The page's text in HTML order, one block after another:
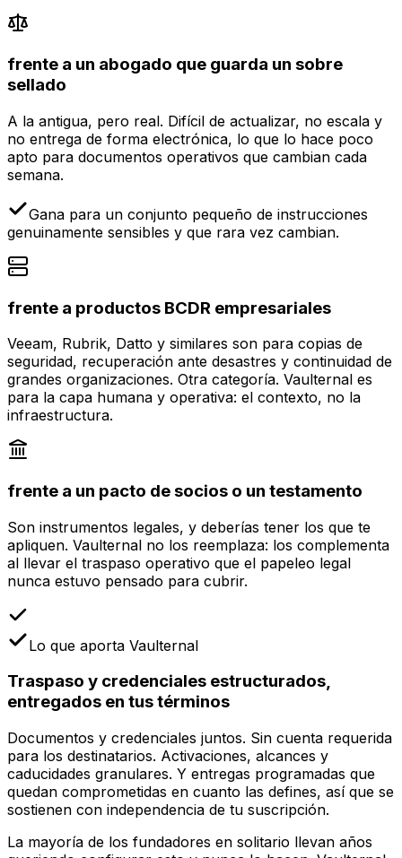
frente a un abogado que guarda un sobre
sellado
A la antigua, pero real. Difícil de actualizar, no escala y
no entrega de forma electrónica, lo que lo hace poco
apto para documentos operativos que cambian cada
semana.
Gana para un conjunto pequeño de instrucciones
genuinamente sensibles y que rara vez cambian.
frente a productos BCDR empresariales
Veeam, Rubrik, Datto y similares son para copias de
seguridad, recuperación ante desastres y continuidad de
grandes organizaciones. Otra categoría. Vaulternal es
para la capa humana y operativa: el contexto, no la
infraestructura.
frente a un pacto de socios o un testamento
Son instrumentos legales, y deberías tener los que te
apliquen. Vaulternal no los reemplaza: los complementa
al llevar el traspaso operativo que el papeleo legal
nunca estuvo pensado para cubrir.
Lo que aporta Vaulternal
Traspaso y credenciales estructurados,
entregados en tus términos
Documentos y credenciales juntos. Sin cuenta requerida
para los destinatarios. Activaciones, alcances y
caducidades granulares. Y entregas programadas que
quedan comprometidas en cuanto las defines, así que se
sostienen con independencia de tu suscripción.
La mayoría de los fundadores en solitario llevan años